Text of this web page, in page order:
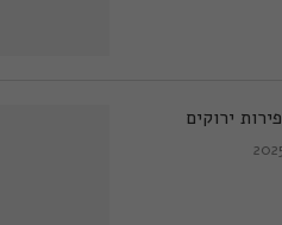
ירוקים